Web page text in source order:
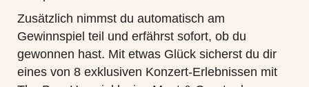
Zusätzlich nimmst du automatisch am
Gewinnspiel teil und erfährst sofort, ob du
gewonnen hast. Mit etwas Glück sicherst du dir
eines von 8 exklusiven Konzert-Erlebnissen mit